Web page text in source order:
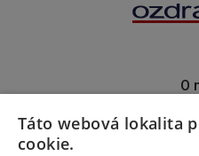
O
Táto webová lokalita
cookie.